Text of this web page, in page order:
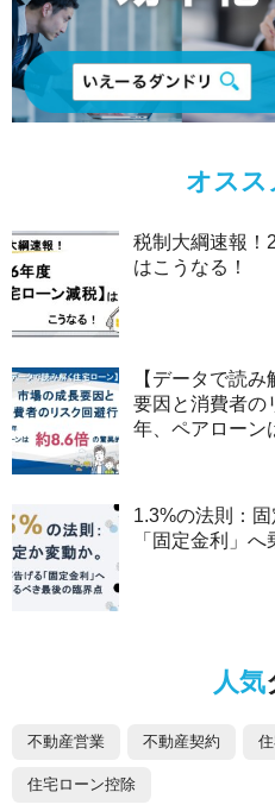
オスス
税制大綱速報！
はこうなる！
【データで読
要因と消費者の
年、ペアローン
1.3%の法則：
「固定金利」
人気
不動産営業 不動産契約
住宅ローン控除